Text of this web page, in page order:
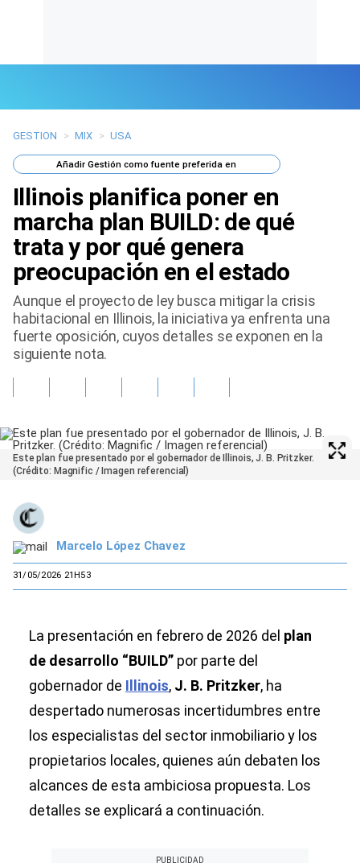
Últimas Noticias
Mi Bolsillo
Respuestas
Gente
Tendencias Mix
Sports
GESTION > MIX > USA
AñadirGestión como fuente preferida en
Illinois planifica poner en
marcha plan BUILD: de qué
trata y por qué genera
preocupación en el estado
Aunque el proyecto de ley busca mitigar la crisis
habitacional en Illinois, la iniciativa ya enfrenta una
fuerte oposición, cuyos detalles se exponen en la
siguiente nota.
Este plan fue presentado por el gobernador de Illinois, J. B. Pritzker.
(Crédito: Magnific / Imagen referencial)
Marcelo López Chavez
31/05/2026 21H53
La presentación en febrero de 2026 del plan
de desarrollo “BUILD” por parte del
gobernador de Illinois, J. B. Pritzker, ha
despertado numerosas incertidumbres entre
los especialistas del sector inmobiliario y los
propietarios locales, quienes aún debaten los
alcances de esta ambiciosa propuesta. Los
detalles se explicará a continuación.